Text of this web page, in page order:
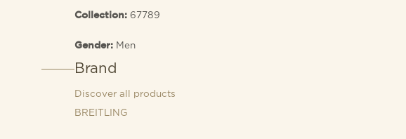
Collection:67789
Gender: Men
Brand
Discover all products
BREITLING